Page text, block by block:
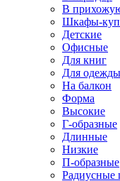
В
Шкафы-
Детские
Офисные
Для книг
Для одежды
На балкон
Форма
Высокие
Г-образные
Длинные
Низкие
П-образные
Радиусные